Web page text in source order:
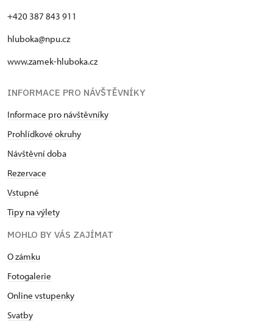
+420 387 843 911
hluboka@npu.cz
www.zamek-hluboka.cz
INFORMACE PRO NÁVŠTĚVNÍKY
Informace pro návštěvníky
Prohlídkové okruhy
Návštěvní doba
Rezervace
Vstupné
Tipy na výlety
MOHLO BY VÁS ZAJÍMAT
O zámku
Fotogalerie
Online vstupenky
Svatby